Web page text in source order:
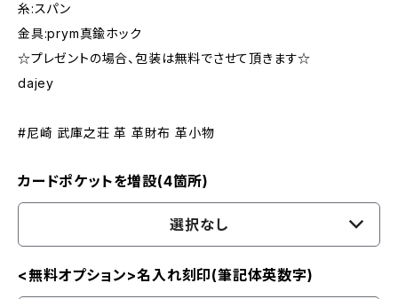
糸:スパン
金具:prym真鍮ホック
☆プレゼントの場合、包装は無料でさせて頂きます☆
dajey
#尼崎 武庫之荘 革 革財布 革小物
カードポケットを増設(4箇所)
選択なし
<無料オプション>名入れ刻印(筆記体英数字)